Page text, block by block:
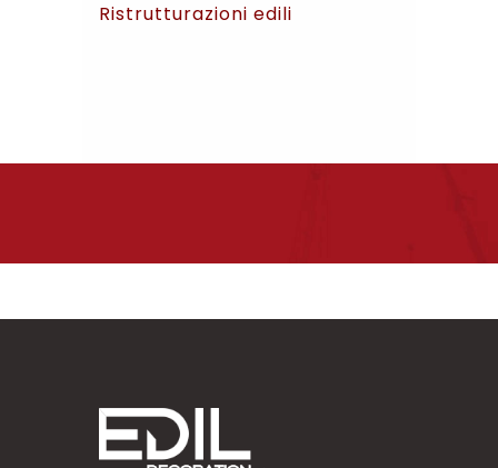
Ristrutturazioni edili